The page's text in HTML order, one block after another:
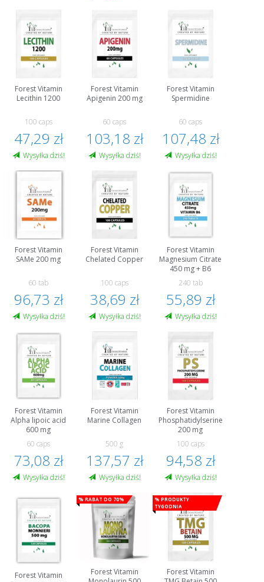
Forest Vitamin
Lecithin 1200
100 caps
47,29 zł
Wysyłka dziś!
Forest Vitamin
Apigenin 200 mg
60 caps
103,18 zł
Wysyłka dziś!
Forest Vitamin
Spermidine
60 caps
107,48 zł
Wysyłka dziś!
Forest Vitamin
SAMe 200 mg
60 tab
96,73 zł
Wysyłka dziś!
Forest Vitamin
Chelated Copper
100 caps
38,69 zł
Wysyłka dziś!
Forest Vitamin
Magnesium Citrate
450 mg + B6
240 tab
55,89 zł
Wysyłka dziś!
Forest Vitamin
Alpha lipoic acid
600 mg
60 caps
73,08 zł
Wysyłka dziś!
Forest Vitamin
Marine Collagen
500 g
137,57 zł
Wysyłka dziś!
Forest Vitamin
Phosphatidylserine
200 mg
100 caps
94,58 zł
Wysyłka dziś!
Forest Vitamin
% Rabat do 70%
Forest Vitamin
% Produkty
tygodnia
Forest Vitamin